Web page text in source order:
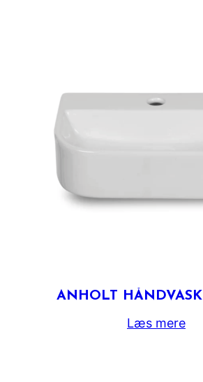
ANHOLT
Læs mere